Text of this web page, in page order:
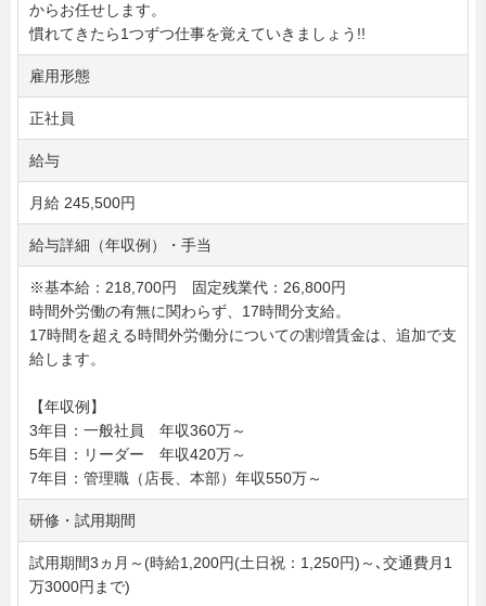
からお任せします。
慣れてきたら1つずつ仕事を覚えていきましょう!!
雇用形態
正社員
給与
月給 245,500円
給与詳細（年収例）・手当
※基本給：218,700円 固定残業代：26,800円
時間外労働の有無に関わらず、17時間分支給。
17時間を超える時間外労働分についての割増賃金は、追加で支
給します。
【年収例】
3年目：一般社員 年収360万～
5年目：リーダー 年収420万～
7年目：管理職（店長、本部）年収550万～
研修・試用期間
試用期間3ヵ月～(時給1,200円(土日祝：1,250円)～､交通費月1
万3000円まで)